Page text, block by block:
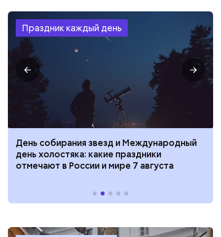
Праздник каждый день
День собирания звезд и Международный
день холостяка: какие праздники
отмечают в России и мире 7 августа